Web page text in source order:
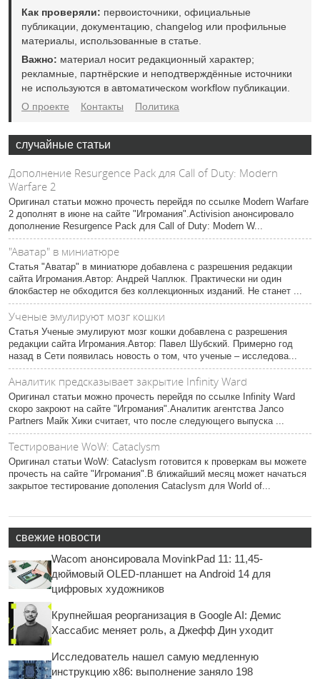
Как проверяли: первоисточники, официальные
публикации, документацию, changelog или профильные
материалы, использованные в статье.
Важно: материал носит редакционный характер;
рекламные, партнёрские и неподтверждённые источники
не используются в автоматическом workflow публикации.
О проекте
Контакты Политика
случайные статьи
Дополнение Resurgence Pack для Call of Duty: Modern
Warfare 2
Оригинал статьи можно прочесть перейдя по ссылке Modern Warfare
2 дополнят в июне на сайте "Игромания".Activision анонсировало
дополнение Resurgence Pack для Call of Duty: Modern W...
"Аватар" в миниатюре
Статья "Аватар" в миниатюре добавлена с разрешения редакции
сайта Игромания.Автор: Андрей Чаплюк. Практически ни один
блокбастер не обходится без коллекционных изданий. Не станет ...
Ученые эмулируют мозг кошки
Статья Ученые эмулируют мозг кошки добавлена с разрешения
редакции сайта Игромания.Автор: Павел Шубский. Примерно год
назад в Сети появилась новость о том, что ученые – исследова...
Аналитик предсказывает закрытие Infinity Ward
Оригинал статьи можно прочесть перейдя по ссылке Infinity Ward
скоро закроют на сайте "Игромания".Аналитик агентства Janco
Partners Майк Хики считает, что после следующего выпуска ...
Тестирование WoW: Cataclysm
Оригинал статьи WoW: Cataclysm готовится к проверкам вы можете
прочесть на сайте "Игромания".В ближайший месяц может начаться
закрытое тестирование дополения Cataclysm для World of...
свежие новости
Wacom анонсировала MovinkPad 11: 11,45-
дюймовый OLED-планшет на Android 14 для
цифровых художников
Крупнейшая реорганизация в Google AI: Демис
Хассабис меняет роль, а Джефф Дин уходит
Исследователь нашел самую медленную
инструкцию x86: выполнение заняло 198